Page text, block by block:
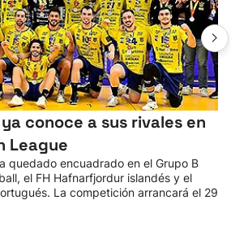
conoce a sus rivales en
League
quedado encuadrado en el Grupo B
el FH Hafnarfjordur islandés y el
La competición arrancará el 29